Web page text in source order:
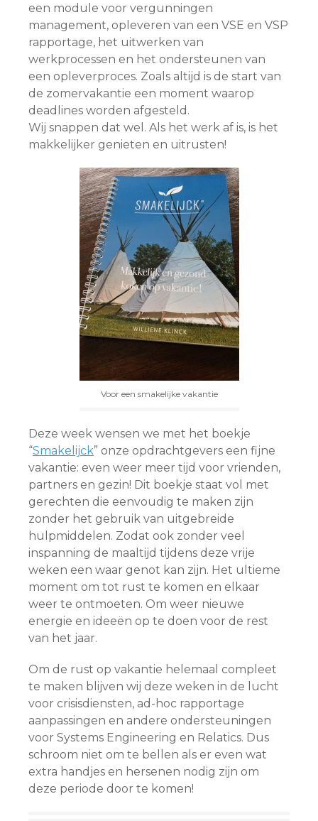
een module voor vergunningen
management, opleveren van een VSE en VSP
rapportage, het uitwerken van
werkprocessen en het ondersteunen van
een opleverproces. Zoals altijd is de start van
de zomervakantie een moment waarop
deadlines worden afgesteld.
Wij snappen dat wel. Als het werk af is, is het
makkelijker genieten en uitrusten!
Voor een smakelijke vakantie
Deze week wensen we met het boekje
“Smakelijck” onze opdrachtgevers een fijne
vakantie: even weer meer tijd voor vrienden,
partners en gezin! Dit boekje staat vol met
gerechten die eenvoudig te maken zijn
zonder het gebruik van uitgebreide
hulpmiddelen. Zodat ook zonder veel
inspanning de maaltijd tijdens deze vrije
weken een waar genot kan zijn. Het ultieme
moment om tot rust te komen en elkaar
weer te ontmoeten. Om weer nieuwe
energie en ideeën op te doen voor de rest
van het jaar.
Om de rust op vakantie helemaal compleet
te maken blijven wij deze weken in de lucht
voor crisisdiensten, ad-hoc rapportage
aanpassingen en andere ondersteuningen
voor Systems Engineering en Relatics. Dus
schroom niet om te bellen als er even wat
extra handjes en hersenen nodig zijn om
deze periode door te komen!